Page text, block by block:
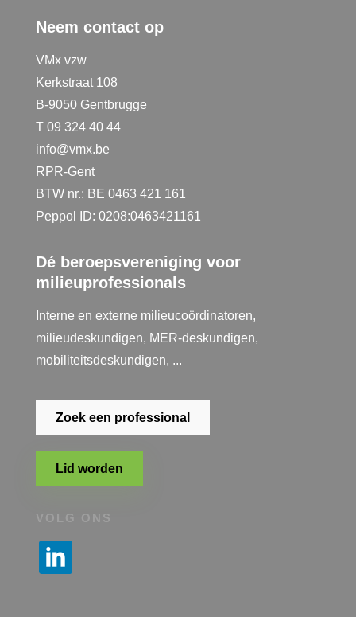
Neem contact op
VMx vzw
Kerkstraat 108
B-9050 Gentbrugge
T 09 324 40 44
info@vmx.be
RPR-Gent
BTW nr.: BE 0463 421 161
Peppol ID: 0208:0463421161
Dé beroepsvereniging voor
milieuprofessionals
Interne en externe milieucoördinatoren,
milieudeskundigen, MER-deskundigen,
mobiliteitsdeskundigen, ...
Zoek een professional
Lid worden
VOLG ONS